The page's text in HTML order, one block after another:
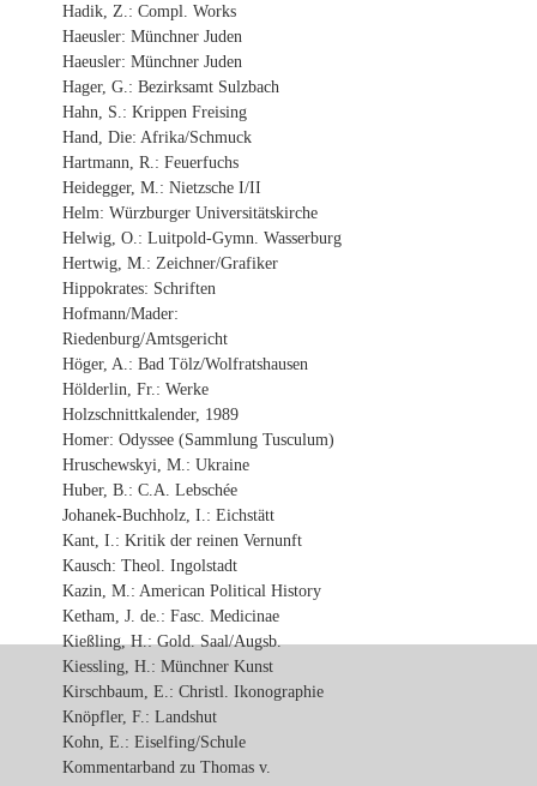
Hadik, Z.: Compl. Works
Haeusler: Münchner Juden
Haeusler: Münchner Juden
Hager, G.: Bezirksamt Sulzbach
Hahn, S.: Krippen Freising
Hand, Die: Afrika/Schmuck
Hartmann, R.: Feuerfuchs
Heidegger, M.: Nietzsche I/II
Helm: Würzburger Universitätskirche
Helwig, O.: Luitpold-Gymn. Wasserburg
Hertwig, M.: Zeichner/Grafiker
Hippokrates: Schriften
Hofmann/Mader:
Riedenburg/Amtsgericht
Höger, A.: Bad Tölz/Wolfratshausen
Hölderlin, Fr.: Werke
Holzschnittkalender, 1989
Homer: Odyssee (Sammlung Tusculum)
Hruschewskyi, M.: Ukraine
Huber, B.: C.A. Lebschée
Johanek-Buchholz, I.: Eichstätt
Kant, I.: Kritik der reinen Vernunft
Kausch: Theol. Ingolstadt
Kazin, M.: American Political History
Ketham, J. de.: Fasc. Medicinae
Kießling, H.: Gold. Saal/Augsb.
Kiessling, H.: Münchner Kunst
Kirschbaum, E.: Christl. Ikonographie
Knöpfler, F.: Landshut
Kohn, E.: Eiselfing/Schule
Kommentarband zu Thomas v.